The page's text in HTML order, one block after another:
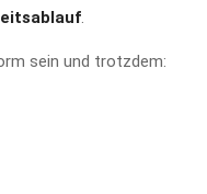
.
sein und trotzdem: